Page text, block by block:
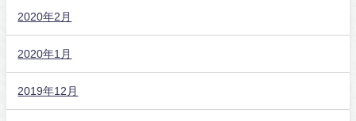
2020年2月
2020年1月
2019年12月